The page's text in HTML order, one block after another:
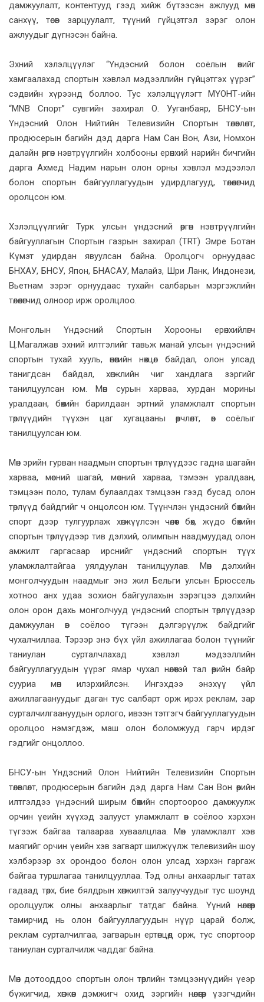
дамжуулалт, контентууд гээд хийж бүтээсэн ажлууд мөн
санхүү, төсөв зарцуулалт, түүний гүйцэтгэл зэрэг олон
ажлуудыг дүгнэсэн байна.
Эхний хэлэлцүүлэг “Үндэсний болон соёлын өвийг
хамгаалахад спортын хэвлэл мэдээллийн гүйцэтгэх үүрэг”
сэдвийн хүрээнд боллоо. Тус хэлэлцүүлэгт МҮОНТ-ийн
“MNB Спорт” сувгийн захирал О. Ууганбаяр, БНСУ-ын
Үндэсний Олон Нийтийн Телевизийн Спортын төлөвлөлт,
продюсерын багийн дэд дарга Нам Сан Вон, Ази, Номхон
далайн өргөн нэвтрүүлгийн холбооны ерөнхий нарийн бичгийн
дарга Ахмед Надим нарын олон орны хэвлэл мэдээлэл
болон спортын байгууллагуудын удирдлагууд, төлөөлөгчид
оролцсон юм.
Хэлэлцүүлгийг Турк улсын үндэсний өргөн нэвтрүүлгийн
байгууллагын Спортын газрын захирал (TRT) Эмре Ботан
Күмэт удирдан явуулсан байна. Оролцогч орнуудаас
БНХАУ, БНСУ, Япон, БНАСАУ, Малайз, Шри Ланк, Индонези,
Вьетнам зэрэг орнуудаас тухайн салбарын мэргэжлийн
төлөөлөгчид олноор ирж оролцлоо.
Монголын Үндэсний Спортын Хорооны ерөнхийлөгч
Ц.Магалжав эхний илтгэлийг тавьж манай улсын үндэсний
спортын тухай хууль, өнөөгийн нөхцөл байдал, олон улсад
танигдсан байдал, хөгжлийн чиг хандлага зэргийг
танилцуулсан юм. Мөн сурын харваа, хурдан морины
уралдаан, бөхийн барилдаан эртний уламжлалт спортын
төрлүүдийн түүхэн цаг хугацааны өөрчлөлт, өв соёлыг
танилцуулсан юм.
Мөн эрийн гурван наадмын спортын төрлүүдээс гадна шагайн
харваа, мөсний шагай, мөсний харваа, тэмээн уралдаан,
тэмцээн поло, тулам булаалдах тэмцээн гээд бусад олон
төрлүүд байдгийг ч онцолсон юм. Түүнчлэн үндэсний бөхийн
спорт дээр тулгуурлаж хөгжүүлсэн чөлөөт бөх, жүдо бөхийн
спортын төрлүүдээр тив дэлхий, олимпын наадмуудад олон
амжилт гаргасаар ирснийг үндэсний спортын түүх
уламжлалтайгаа уялдуулан танилцуулав. Мөн дэлхийн
монголчуудын наадмыг энэ жил Бельги улсын Брюссель
хотноо анх удаа зохион байгуулахын зэрэгцээ дэлхийн
олон орон дахь монголчууд үндэсний спортын төрлүүдээр
дамжуулан өв соёлоо түгээн дэлгэрүүлж байдгийг
чухалчиллаа. Тэрээр энэ бүх үйл ажиллагаа болон түүнийг
таниулан сурталчлахад хэвлэл мэдээллийн
байгууллагуудын үүрэг ямар чухал нөлөөтэй тал өөрийн байр
сууриа мөн илэрхийлсэн. Ингэхдээ энэхүү үйл
ажиллагаануудыг даган тус салбарт орж ирэх реклам, зар
сурталчилгаануудын орлого, ивээн тэтгэгч байгууллагуудын
оролцоо нэмэгдэж, маш олон боломжууд гарч ирдэг
гэдгийг онцоллоо.
БНСУ-ын Үндэсний Олон Нийтийн Телевизийн Спортын
төлөвлөлт, продюсерын багийн дэд дарга Нам Сан Вон өөрийн
илтгэлдээ үндэсний ширым бөхийн спортоороо дамжуулж
орчин үеийн хүүхэд залууст уламжлалт өв соёлоо хэрхэн
түгээж байгаа талаараа хуваалцлаа. Мөн уламжлалт хэв
маягийг орчин үеийн хэв загварт шилжүүлж телевизийн шоу
хэлбэрээр эх орондоо болон олон улсад хэрхэн гаргаж
байгаа туршлагаа танилцууллаа. Тэд олны анхаарлыг татах
гадаад төрх, бие бялдрын хөгжилтэй залуучуудыг тус шоунд
оролцуулж олны анхаарлыг татдаг байна. Үүний нөлөөгөөр
тамирчид нь олон байгууллагуудын нүүр царай болж,
реклам сурталчилгаа, загварын ертөнцөд орж, тус спортоор
таниулан сурталчилж чаддаг байна.
Мөн дотооддоо спортын олон төрлийн тэмцээнүүдийн үеэр
бүжигчид, хөгжөөн дэмжигч охид зэргийн нөлөөгөөр үзэгчдийн